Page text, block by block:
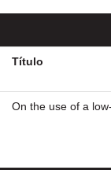
Título
On the use of a